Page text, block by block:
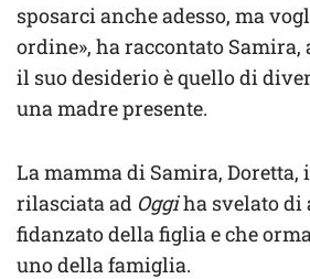
sposarci anche adesso, ma
ordine», ha raccontato Samira,
il suo desiderio è quello di
una madre presente.
La mamma di Samira, Doretta,
rilasciata ad Oggiha svelato di
fidanzato della figlia e che
uno della famiglia.